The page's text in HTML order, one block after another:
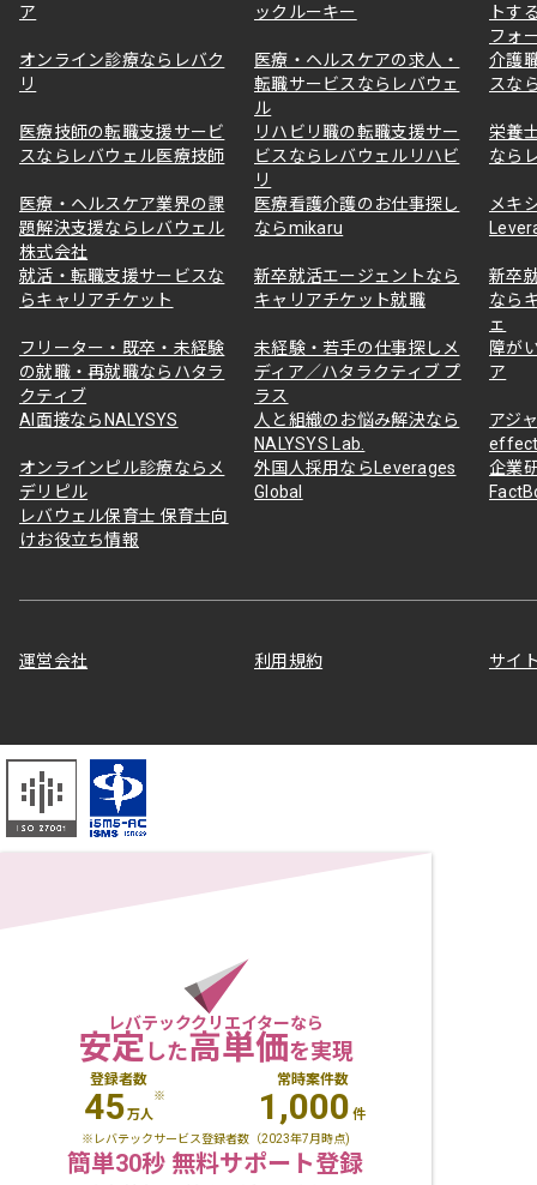
ア
ックルーキー
トす
フォ
オンライン診療ならレバク
リ
医療・ヘルスケアの求人・
転職サービスならレバウェ
ル
介護
スな
医療技師の転職支援サービ
スならレバウェル医療技師
リハビリ職の転職支援サー
ビスならレバウェルリハビ
リ
栄養
なら
医療・ヘルスケア業界の課
題解決支援ならレバウェル
株式会社
医療看護介護のお仕事探し
ならmikaru
メキ
就活・転職支援サービスな
らキャリアチケット
新卒就活エージェントなら
キャリアチケット就職
新卒
なら
ェ
フリーター・既卒・未経験
の就職・再就職ならハタラ
クティブ
未経験・若手の仕事探しメ
ディア／ハタラクティブ プ
ラス
障が
ア
AI面接ならNALYSYS
人と組織のお悩み解決なら
NALYSYS Lab.
アジ
オンラインピル診療ならメ
デリピル
外国人採用ならLeverages
Global
企業
レバウェル保育士 保育士向
けお役立ち情報
運営会社 利用規約 サイ
レバテッククリエイターなら
安定した高単価を実現
登録者数
45万人
※
常時案件数
1,000 件
※レバテックサービス登録者数（2023年7月時点)
簡単30秒 無料サポート登録